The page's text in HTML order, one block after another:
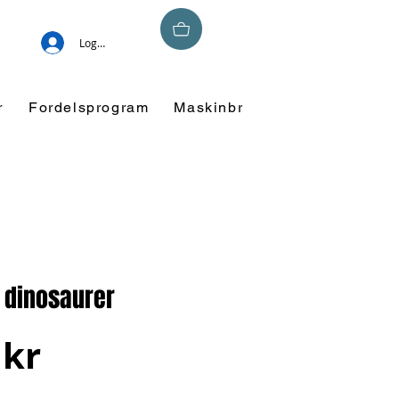
Logg inn
Fordelsprogram Maskinbroderi
Pris